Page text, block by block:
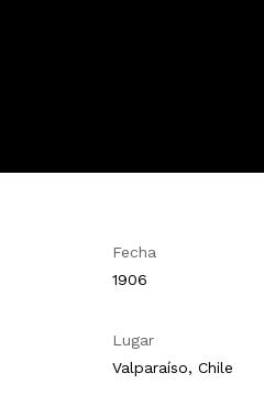
Fecha
1906
Lugar
Valparaíso, Chile